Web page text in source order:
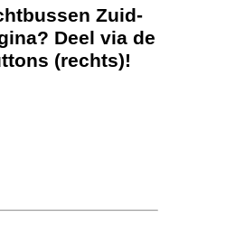
Zuid-
Deel via de
(rechts)!